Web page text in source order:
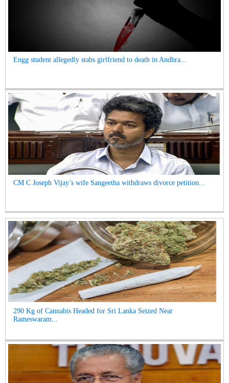
Engg student allegedly stabs girlfriend to death in Andhra...
CM C Joseph Vijay’s wife Sangeetha withdraws divorce petition...
290 Kg of Cannabis Headed for Sri Lanka Seized Near
Rameswaram...